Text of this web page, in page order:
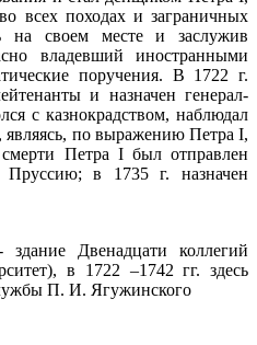
всех походах и заграничных
на своем месте и заслужив
владевший иностранными
поручения. В 1722 г.
и назначен генерал-
с казнокрадством, наблюдал
являясь, по выражению Петра I,
Петра I был отправлен
в 1735 г. назначен
Двенадцати коллегий
в 1722 –1742 гг. здесь
П. И. Ягужинского